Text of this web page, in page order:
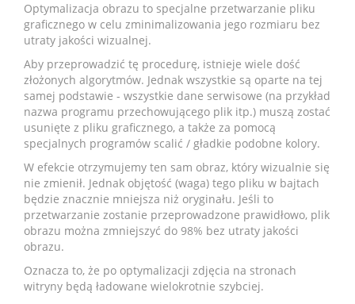
Optymalizacja obrazu to specjalne przetwarzanie pliku
graficznego w celu zminimalizowania jego rozmiaru bez
utraty jakości wizualnej.
Aby przeprowadzić tę procedurę, istnieje wiele dość
złożonych algorytmów. Jednak wszystkie są oparte na tej
samej podstawie - wszystkie dane serwisowe (na przykład
nazwa programu przechowującego plik itp.) muszą zostać
usunięte z pliku graficznego, a także za pomocą
specjalnych programów scalić / gładkie podobne kolory.
W efekcie otrzymujemy ten sam obraz, który wizualnie się
nie zmienił. Jednak objętość (waga) tego pliku w bajtach
będzie znacznie mniejsza niż oryginału. Jeśli to
przetwarzanie zostanie przeprowadzone prawidłowo, plik
obrazu można zmniejszyć do 98% bez utraty jakości
obrazu.
Oznacza to, że po optymalizacji zdjęcia na stronach
witryny będą ładowane wielokrotnie szybciej.